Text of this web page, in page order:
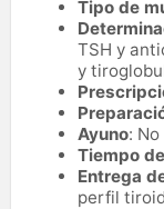
Tipo de
TSH y
y
Ayuno:
Tiempo
Entrega
perfil